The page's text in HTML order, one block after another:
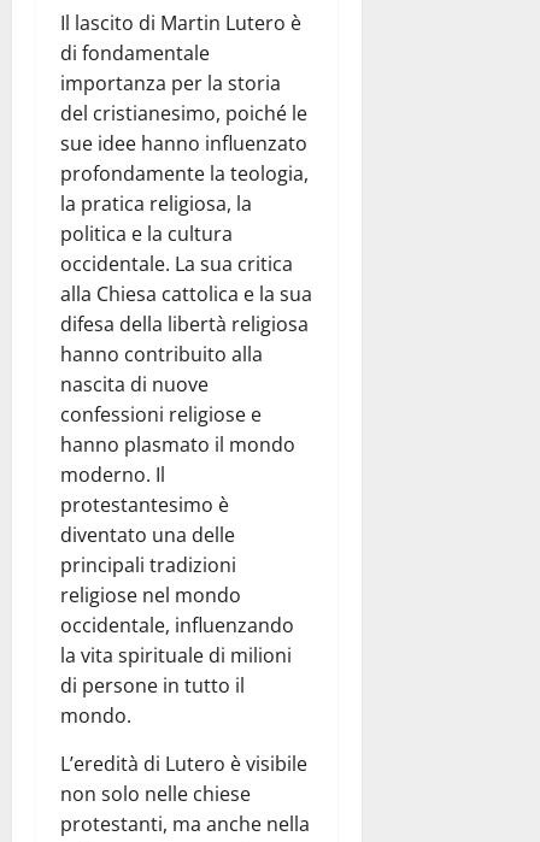
Il lascito di Martin Lutero è
di fondamentale
importanza per la storia
del cristianesimo, poiché le
sue idee hanno influenzato
profondamente la teologia,
la pratica religiosa, la
politica e la cultura
occidentale. La sua critica
alla Chiesa cattolica e la sua
difesa della libertà religiosa
hanno contribuito alla
nascita di nuove
confessioni religiose e
hanno plasmato il mondo
moderno. Il
protestantesimo è
diventato una delle
principali tradizioni
religiose nel mondo
occidentale, influenzando
la vita spirituale di milioni
di persone in tutto il
mondo.
L’eredità di Lutero è visibile
non solo nelle chiese
protestanti, ma anche nella